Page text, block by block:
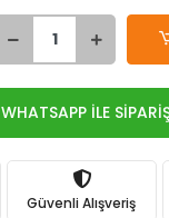
WHATSAPP İLE
Güvenli Alışveriş